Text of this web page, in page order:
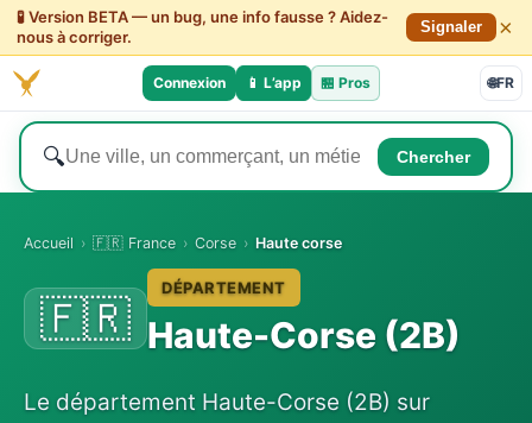
🧪 Version BETA — un bug, une info fausse ? Aidez-
nous à corriger.
Signaler ×
Connexion 📱 L’app 🏪 Pros 🌐FR
🔍 Chercher
Accueil › 🇫🇷 France › Corse › Haute corse
🇫🇷
DÉPARTEMENT
Haute-Corse (2B)
Le département Haute-Corse (2B) sur